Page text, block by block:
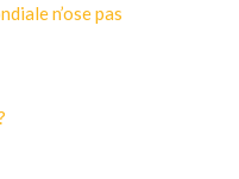
n’ose pas